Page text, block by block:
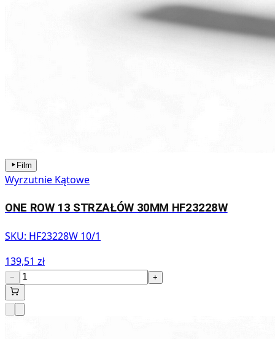
Film
Wyrzutnie Kątowe
ONE ROW 13 STRZAŁÓW 30MM HF23228W
SKU: HF23228W 10/1
139,51 zł
− +